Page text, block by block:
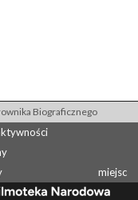
Biograficznego
miejsc